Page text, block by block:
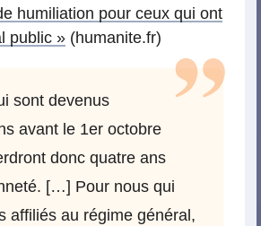
humiliation pour ceux qui ont
public » (humanite.fr)
sont devenus
avant le 1er octobre
donc quatre ans
[…] Pour nous qui
affiliés au régime général,